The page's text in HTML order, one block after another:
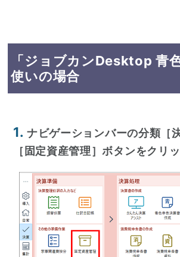
「ジョブカンDesktop 青
使いの場合
1. ナビゲーションバーの分類［
［固定資産管理］ボタンをクリ